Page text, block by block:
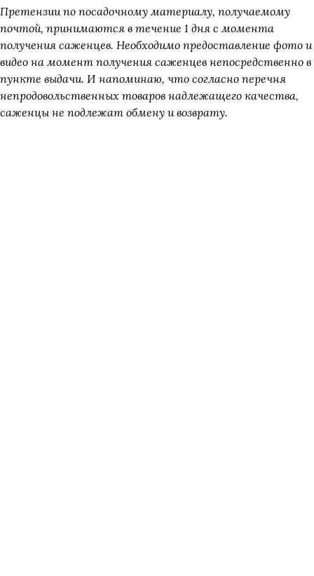
Претензии по посадочному материалу, получаемому
почтой, принимаются в течение 1 дня с момента
получения саженцев. Необходимо предоставление фото и
видео на момент получения саженцев непосредственно в
пункте выдачи. И напоминаю, что согласно перечня
непродовольственных товаров надлежащего качества,
саженцы не подлежат обмену и возврату.